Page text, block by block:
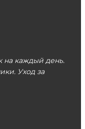
на каждый день.
Уход за